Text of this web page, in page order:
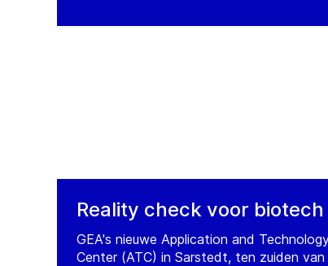
Reality check voor biotech
GEA's nieuwe Application and
Center (ATC) in Sarstedt, ten zuiden van